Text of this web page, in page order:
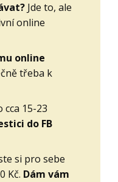
Jde to, ale
online
online
třeba k
15-23
do FB
si pro sebe
Kč. Dám vám